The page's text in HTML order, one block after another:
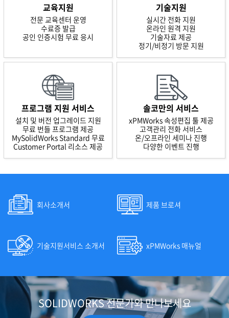
교육지원
전문 교육센터 운영
수료증 발급
공인 인증시험 무료 응시
기술지원
실시간 전화 지원
온라인 원격 지원
기술자료 제공
정기/비정기 방문 지원
프로그램 지원 서비스
설치 및 버전 업그레이드 지원
무료 번들 프로그램 제공
MySolidWorks Standard 무료
Customer Portal 리소스 제공
솔코만의 서비스
xPMWorks 속성편집 툴 제공
고객관리 전화 서비스
온/오프라인 세미나 진행
다양한 이벤트 진행
회사소개서 제품 브로셔
기술지원서비스 소개서 xPMWorks 매뉴얼
SOLIDWORKS 전문가와 만나보세요